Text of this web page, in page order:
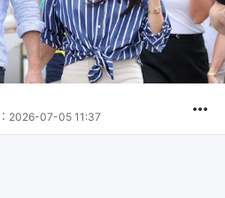
2026-07-05 11:37